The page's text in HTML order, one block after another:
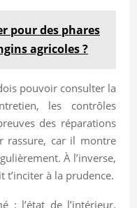
pour des phares
agricoles ?
pouvoir consulter la
les contrôles
des réparations
rassure, car il montre
À l’inverse,
à la prudence.
: l’état de l’intérieur.